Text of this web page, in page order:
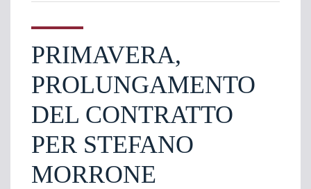
PRIMAVERA,
PROLUNGAMENTO
DEL CONTRATTO
PER STEFANO
MORRONE